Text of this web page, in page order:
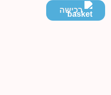
מחירים:רכישה